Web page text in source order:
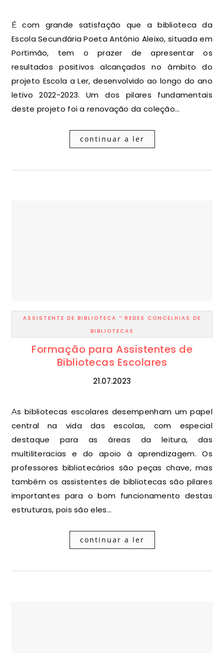
É com grande satisfação que a biblioteca da
Escola Secundária Poeta António Aleixo, situada em
Portimão, tem o prazer de apresentar os
resultados positivos alcançados no âmbito do
projeto Escola a Ler, desenvolvido ao longo do ano
letivo 2022-2023. Um dos pilares fundamentais
deste projeto foi a renovação da coleção…
continuar a ler
ASSISTENTE DE BIBLIOTECA - REDES CONCELHIAS DE
BIBLIOTECAS
Formação para Assistentes de
Bibliotecas Escolares
21.07.2023
As bibliotecas escolares desempenham um papel
central na vida das escolas, com especial
destaque para as áreas da leitura, das
multiliteracias e do apoio à aprendizagem. Os
professores bibliotecários são peças chave, mas
também os assistentes de bibliotecas são pilares
importantes para o bom funcionamento destas
estruturas, pois são eles…
continuar a ler